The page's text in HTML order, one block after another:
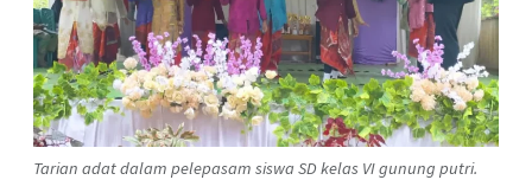
Tarian adat dalam pelepasam siswa SD kelas VI gunung putri.